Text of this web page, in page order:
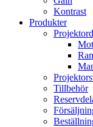
Kontrast
Produkter
Tillbehör